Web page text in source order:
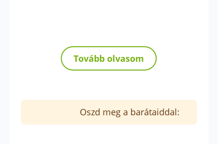
Tovább olvasom
Oszd meg a barátaiddal: